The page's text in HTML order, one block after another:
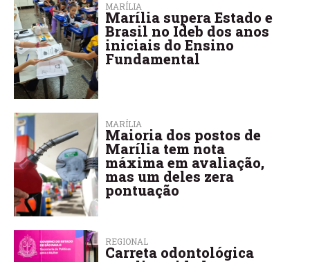
MARÍLIA
Marília supera Estado e
Brasil no Ideb dos anos
iniciais do Ensino
Fundamental
MARÍLIA
Maioria dos postos de
Marília tem nota
máxima em avaliação,
mas um deles zera
pontuação
REGIONAL
Carreta odontológica